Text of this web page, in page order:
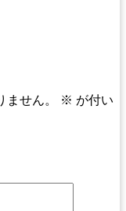
せん。 ※ が付い